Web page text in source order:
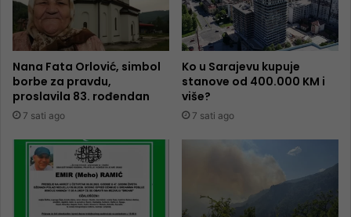
Nana Fata Orlović, simbol
borbe za pravdu,
proslavila 83. rođendan
7 sati ago
Ko u Sarajevu kupuje
stanove od 400.000 KM i
više?
7 sati ago